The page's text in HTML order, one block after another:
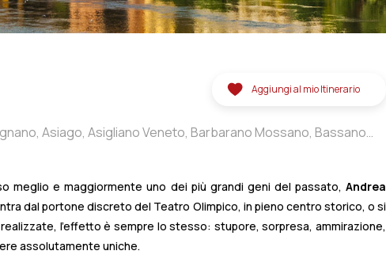
Aggiungi al mio Itinerario
Asiago, AsiglianoVeneto, Barbarano Mossano, Bassano
Marostica,MontecchioMaggiore,Montegalda,
Nove,NoventaVicentina, Pianezze,PojanaMaggiore, PoveDel
Romano D'ezzelino,Rosà, Rossano Veneto, Rotzo,San Pietro
SulBrenta,Torri DiQuartesolo,
meglio e maggiormente uno dei più grandi geni del passato, Andrea
dal portone discreto del Teatro Olimpico, in pieno centro storico, o si
l’effetto è sempre lo stesso: stupore, sorpresa, ammirazione,
assolutamente uniche.